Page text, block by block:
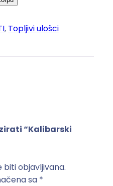
, Topljivi ulošci
“Kalibarski
biti objavljivana.
sa *